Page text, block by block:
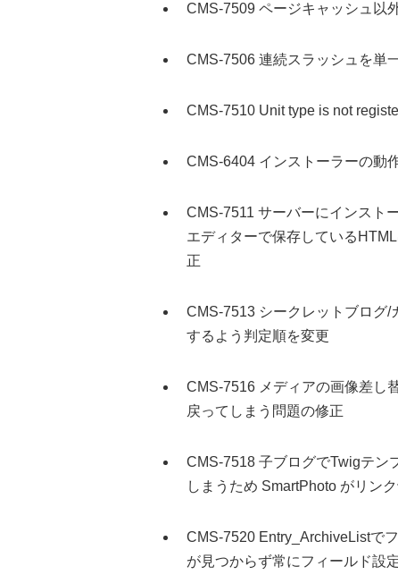
CMS-7509 ページキャッシュ以
CMS-7506 連続スラッシュを単
CMS-7510 Unit type is not
CMS-6404 インストーラーの動
CMS-7511 サーバーにインスト
エディターで保存している
正
CMS-7513 シークレットブログ
するよう判定順を変更
CMS-7516 メディアの画像差し
戻ってしまう問題の修正
CMS-7518 子ブログでTwigテン
しまうため SmartPhoto がリン
CMS-7520 Entry_ArchiveListで
が見つからず常にフィールド設